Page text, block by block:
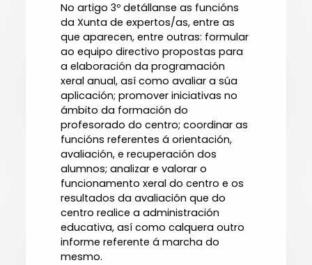
No artigo 3º detállanse as funcións
da Xunta de expertos/as, entre as
que aparecen, entre outras: formular
ao equipo directivo propostas para
a elaboración da programación
xeral anual, así como avaliar a súa
aplicación; promover iniciativas no
ámbito da formación do
profesorado do centro; coordinar as
funcións referentes á orientación,
avaliación, e recuperación dos
alumnos; analizar e valorar o
funcionamento xeral do centro e os
resultados da avaliación que do
centro realice a administración
educativa, así como calquera outro
informe referente á marcha do
mesmo.